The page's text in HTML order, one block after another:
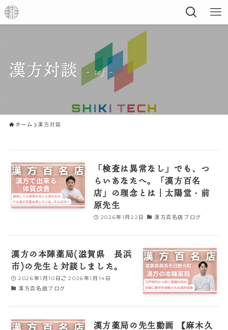
漢方対談 – tag –
ホーム 漢方対談
「検査は異常なし」でも、つ
らいあなたへ。「漢方百名
店」の理念とは｜太陽堂・前
原先生
2026年1月22日 漢方百名店ブログ
漢方の本陣薬局(滋賀県 長浜
市)の先生と対談しました。
2026年1月10日
2026年1月14日
漢方百名店ブログ
漢方薬局の先生動画 【麻木久